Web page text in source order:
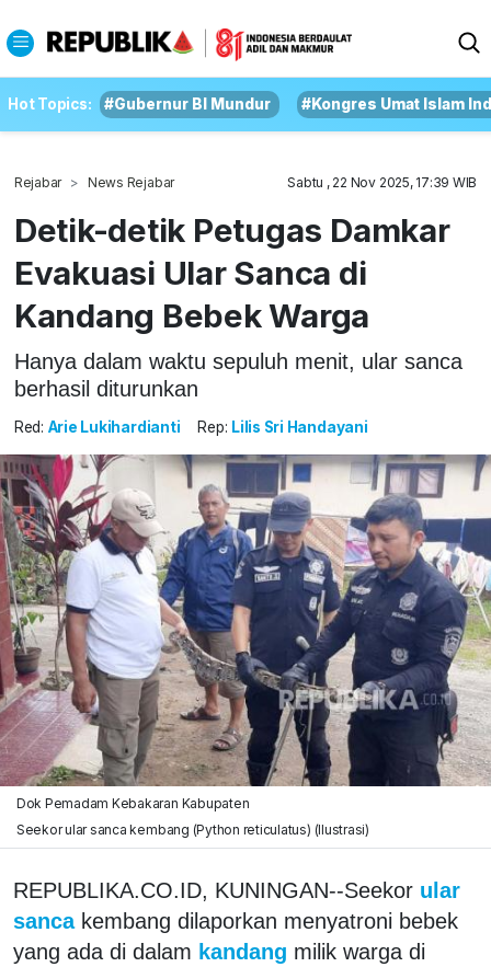
Hot Topics: #Gubernur BI Mundur #Kongres Umat Islam
Rejabar News Rejabar Sabtu , 22 Nov 2025, 17:39 WIB
Detik-detik Petugas Damkar
Evakuasi Ular Sanca di
Kandang Bebek Warga
Hanya dalam waktu sepuluh menit, ular sanca
berhasil diturunkan
Red: Arie Lukihardianti Rep: Lilis Sri Handayani
Dok Pemadam Kebakaran Kabupaten
Seekor ular sanca kembang (Python reticulatus) (Ilustrasi)
REPUBLIKA.CO.ID, KUNINGAN--Seekor ular
sanca kembang dilaporkan menyatroni bebek
yang ada di dalam kandang milik warga di